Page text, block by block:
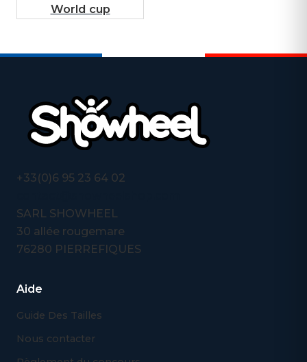
World cup
+33(0)6 95 23 64 02
SARL SHOWHEEL
30 allée rougemare
76280 PIERREFIQUES
Aide
Guide Des Tailles
Nous contacter